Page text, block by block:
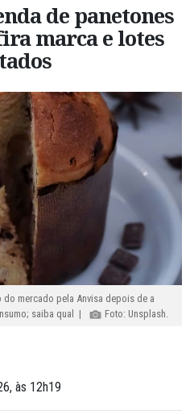
de panetones
marca e lotes
mercado pela Anvisa depois de a
saiba qual |
Foto: Unsplash.
às 12h19